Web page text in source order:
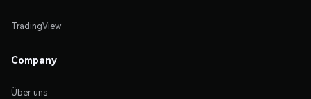
TradingView
Company
Über uns